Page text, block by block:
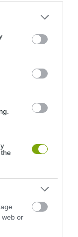
or more Google
You may click to
party tags to
in below Google
web or
A VÉGSŐKIG
KAPOTT EGY